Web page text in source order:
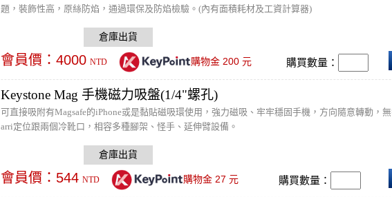
題，裝飾性高，原絲防焰，通過環保及防焰檢驗。(內有面積耗材及工資計算器)
會員價： 4000 NTD 購物金 200元 購買數量：
Keystone Mag 手機磁力吸盤(1/4"螺孔)
可直接吸附有Magsafe的iPhone或是黏貼磁吸環使用，強力磁吸、牢牢穩固手機，方向隨意轉動，
arri定位跟兩個冷靴口，相容多種腳架、怪手、延伸臂設備。
會員價： 544 NTD 購物金 27 元 購買數量：